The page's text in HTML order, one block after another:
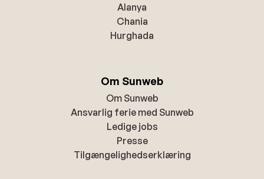
Alanya
Chania
Hurghada
Om Sunweb
Om Sunweb
Ansvarlig ferie med Sunweb
Ledige jobs
Presse
Tilgængelighedserklæring